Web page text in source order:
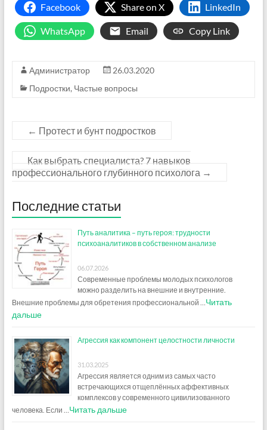
Facebook Share on X LinkedIn
WhatsApp Email Copy Link
Администратор
26.03.2020
Подростки, Частые вопросы
← Протест и бунт подростков
Как выбрать специалиста? 7 навыков
профессионального глубинного психолога →
Последние статьи
Путь аналитика – путь героя: трудности
психоаналитиков в собственном анализе
06.07.2026
Современные проблемы молодых психологов
можно разделить на внешние и внутренние.
Внешние проблемы для обретения профессиональной …Читать
дальше
Агрессия как компонент целостности личности
31.03.2025
Агрессия является одним из самых часто
встречающихся отщеплённых аффективных
комплексов у современного цивилизованного
человека. Если …Читать дальше